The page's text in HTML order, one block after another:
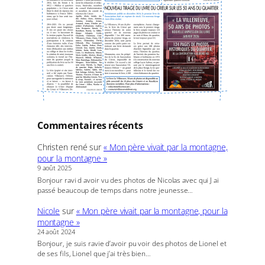
Commentaires récents
Christen rené sur« Mon père vivait par la montagne,
pour la montagne »
9 août 2025
Bonjour ravi d avoir vu des photos de Nicolas avec qui J ai
passé beaucoup de temps dans notre jeunesse…
Nicole sur« Mon père vivait par la montagne, pour la
montagne »
24 août 2024
Bonjour, je suis ravie d’avoir pu voir des photos de Lionel et
de ses fils, Lionel que j’ai très bien…